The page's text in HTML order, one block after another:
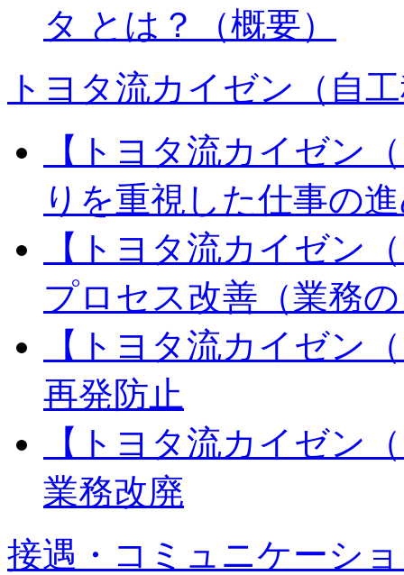
タ とは？（概要）
トヨタ流カイゼン（自
【トヨタ流カイゼン
りを重視した仕事の
【トヨタ流カイゼン
プロセス改善（業務
【トヨタ流カイゼン
再発防止
【トヨタ流カイゼン
業務改廃
接遇・コミュニケーシ